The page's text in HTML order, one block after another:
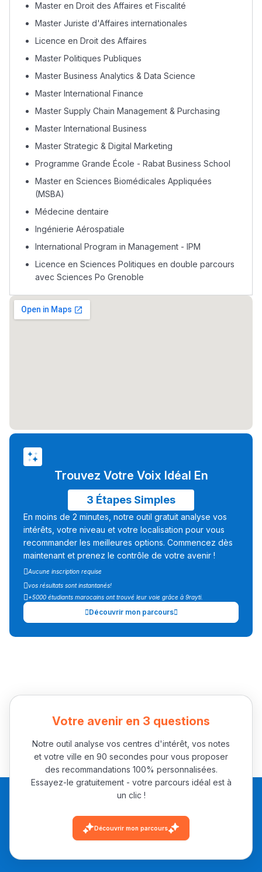
دليل المهن
دليل التوجيه
التوجيه بالثانوي و الإعدادي
Ki Derti Liha
باش تقدر تساعد الناس
النحت اللي كيحلم يحيي
سقطت فالباك و سنة
2011 بدّلاتني بزّاف، مسار
إلياس أريدال، إطار
فمنظّمة دولية
مهنة التّرجمة، العمل
التّطوّعي، التّشبيك و
بطلة المغرب فالقفز
الطولي، ملاك البردع
كتحكي على تجربتها
Master en Droit des Affaires et Fiscalité
Master Juriste d'Affaires internationales
Licence en Droit des Affaires
Master Politiques Publiques
Master Business Analytics & Data Science
Master International Finance
Master Supply Chain Management & Purchasing
Master International Business
Master Strategic & Digital Marketing
Programme Grande École - Rabat Business School
Master en Sciences Biomédicales Appliquées
(MSBA)
Médecine dentaire
Ingénierie Aérospatiale
International Program in Management - IPM
Licence en Sciences Politiques en double parcours
avec Sciences Po Grenoble
Trouvez Votre Voix Idéal En
3 Étapes Simples
En moins de 2 minutes, notre outil gratuit analyse vos
intérêts, votre niveau et votre localisation pour vous
recommander les meilleures options. Commencez dès
maintenant et prenez le contrôle de votre avenir !
Aucune inscription requise
vos résultats sont instantanés!
+5000 étudiants marocains ont trouvé leur voie grâce à 9rayti.
Découvrir mon parcours
Votre avenir en 3 questions
Notre outil analyse vos centres d'intérêt, vos notes
et votre ville en 90 secondes pour vous proposer
des recommandations 100% personnalisées.
Essayez-le gratuitement - votre parcours idéal est à
un clic !
Découvrir mon parcours